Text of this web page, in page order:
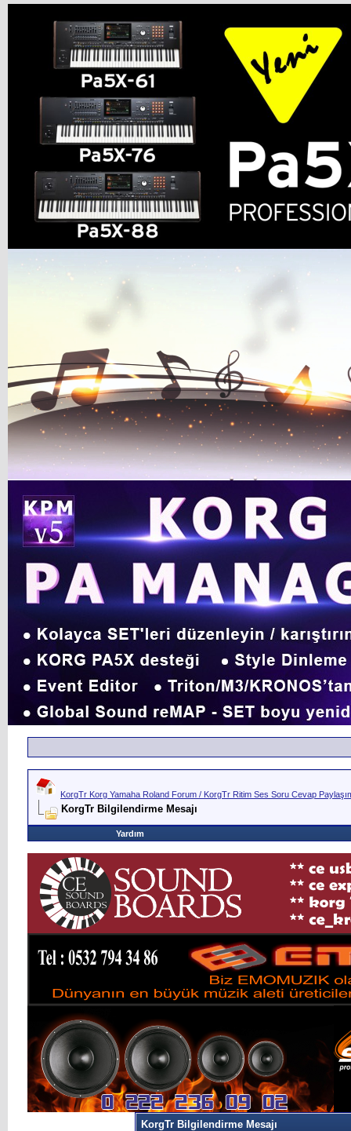
KorgTr Korg Yamaha Roland Forum / KorgTr Ritim Ses Soru Cevap
KorgTr Bilgilendirme Mesajı
Yardım
KorgTr Bilgilendirme Mesajı